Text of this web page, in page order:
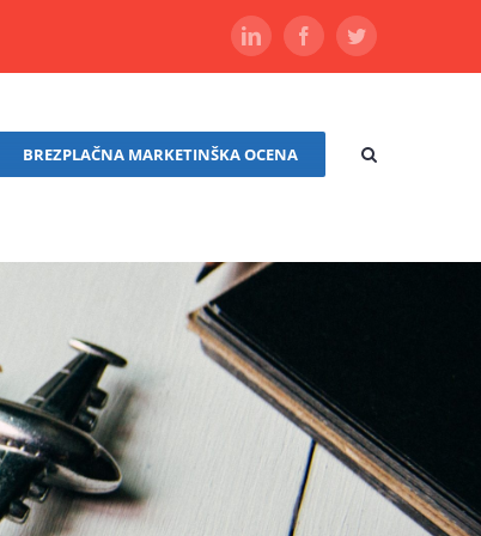
LinkedInFacebookTwitter
BREZPLAČNA MARKETINŠKA OCENA